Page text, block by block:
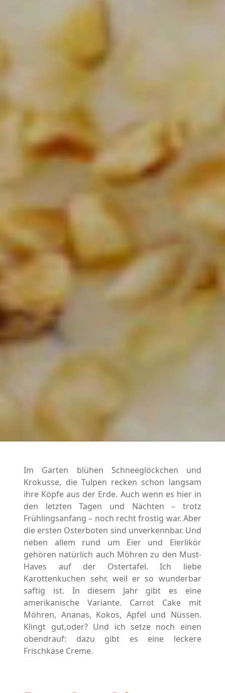
Im Garten blühen Schneeglöckchen und
Krokusse, die Tulpen recken schon langsam
ihre Köpfe aus der Erde. Auch wenn es hier in
den letzten Tagen und Nächten – trotz
Frühlingsanfang – noch recht frostig war. Aber
die ersten Osterboten sind unverkennbar. Und
neben allem rund um Eier und Eierlikör
gehören natürlich auch Möhren zu den Must-
Haves auf der Ostertafel. Ich liebe
Karottenkuchen sehr, weil er so wunderbar
saftig ist. In diesem Jahr gibt es eine
amerikanische Variante. Carrot Cake mit
Möhren, Ananas, Kokos, Apfel und Nüssen.
Klingt gut,oder? Und ich setze noch einen
obendrauf: dazu gibt es eine leckere
Frischkäse Creme.